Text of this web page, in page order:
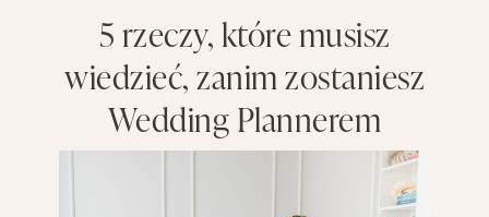
5 rzeczy, które musisz
wiedzieć, zanim zostaniesz
Wedding Plannerem